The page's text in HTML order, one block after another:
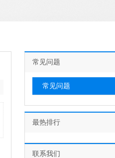
常见问题
常见问题
最热排行
联系我们